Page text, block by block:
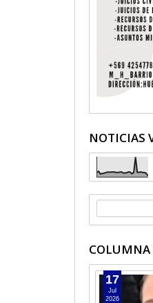
NOTICIAS
17
Jul
2026